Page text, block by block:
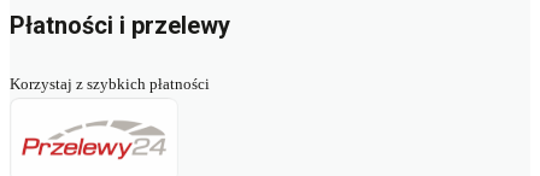
Płatności i przelewy
Korzystaj z szybkich płatności